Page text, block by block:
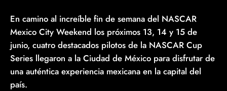
En camino al increíble fin de semana del NASCAR
Mexico City Weekend los próximos 13, 14 y 15 de
junio, cuatro destacados pilotos de la NASCAR Cup
Series llegaron a la Ciudad de México para disfrutar de
una auténtica experiencia mexicana en la capital del
país.